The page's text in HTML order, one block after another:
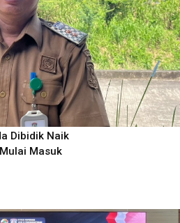
Dibidik Naik
Masuk